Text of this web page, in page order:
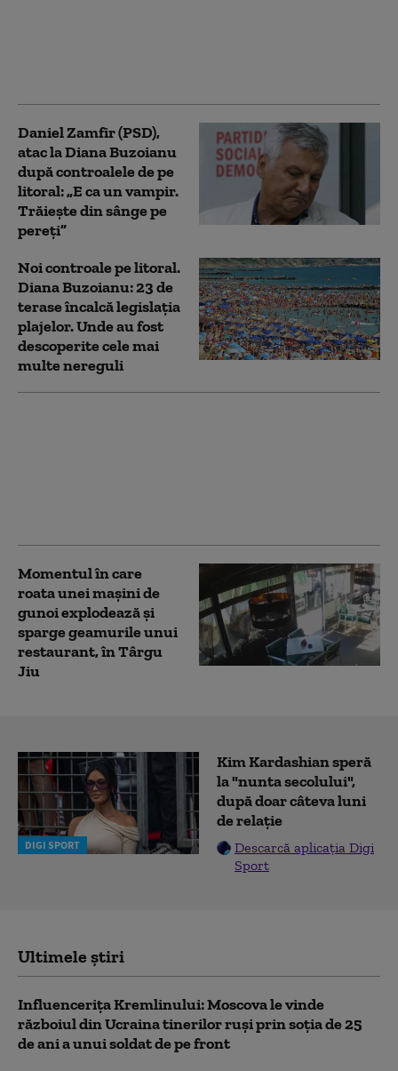
Daniel Zamfir (PSD),
atac la Diana Buzoianu
după controalele de pe
litoral: „E ca un vampir.
Trăiește din sânge pe
pereți”
Noi controale pe litoral.
Diana Buzoianu: 23 de
terase încalcă legislația
plajelor. Unde au fost
descoperite cele mai
multe nereguli
Momentul în care
roata unei mașini de
gunoi explodează și
sparge geamurile unui
restaurant, în Târgu
Jiu
DIGI SPORT
Kim Kardashian speră
la "nunta secolului",
după doar câteva luni
de relație
Descarcă aplicația Digi
Sport
Ultimele știri
Influencerița Kremlinului: Moscova le vinde
războiul din Ucraina tinerilor ruși prin soția de 25
de ani a unui soldat de pe front